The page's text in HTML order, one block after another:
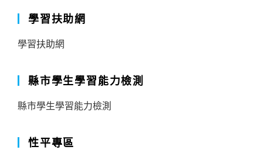
學習扶助網
學習扶助網
縣市學生學習能力檢測
縣市學生學習能力檢測
性平專區